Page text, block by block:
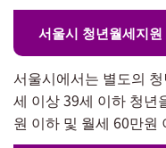
서울시 청년월세지원
서울시에서는 별도의
세 이상 39세 이하 청년
원 이하 및 월세 60만원